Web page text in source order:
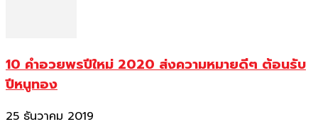
10 คำอวยพรปีใหม่ 2020 ส่งความหมายดีๆ ต้อนรับ
ปีหนูทอง
25 ธันวาคม 2019